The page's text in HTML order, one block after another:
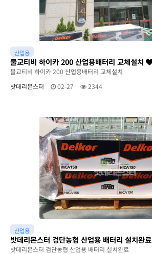
산업용
불교티비 하이카 200 산업용배터리 교체설치
불교티비 하이카 200 산업용배터리 교체설치
밧데리몬스터
02-27 2344
산업용
밧데리몬스터 검단농협 산업용 배터리 설치완료
밧데리몬스터 검단농협 산업용 배터리 설치완료